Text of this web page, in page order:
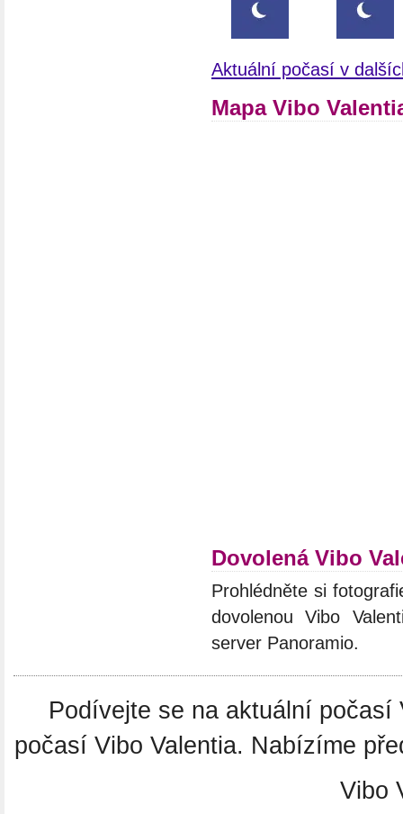
Aktuální počasí v
Mapa Vibo
Dovolená Vibo
Prohlédněte si
dovolenou Vibo
server Panoramio.
Podívejte se na aktuální počasí
počasí Vibo Valentia. Nabízíme
Vibo